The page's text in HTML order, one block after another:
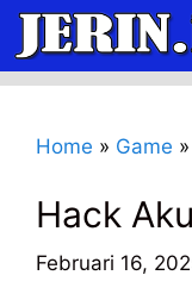
Langsung
isi
Home » Game »
Hack
Februari 16,